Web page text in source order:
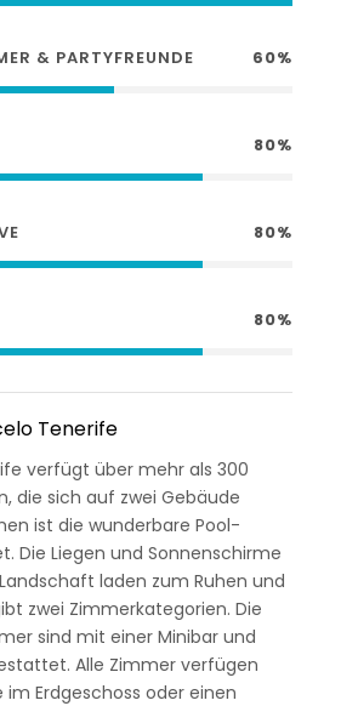
& PARTYFREUNDE 60%
80%
80%
80%
Tenerife
verfügt über mehr als 300
die sich auf zwei Gebäude
ist die wunderbare Pool-
Die Liegen und Sonnenschirme
laden zum Ruhen und
zwei Zimmerkategorien. Die
sind mit einer Minibar und
Alle Zimmer verfügen
im Erdgeschoss oder einen